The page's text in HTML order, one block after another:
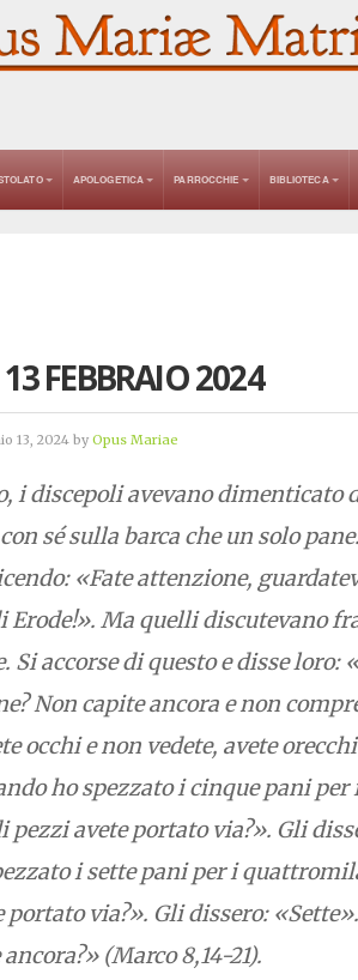
APOLOGETICA PARROCCHIE BIBLIOTECA
FEBBRAIO 2024
13, 2024 by Opus Mariae
i discepoli avevano dimenticato
sé sulla barca che un solo
«Fate attenzione,
Erode!». Ma quelli discutevano
Si accorse di questo e disse loro:
Non capite ancora e non
occhi e non vedete, avete
ho spezzato i cinque pani
pezzi avete portato via?». Gli
i sette pani per i
portato via?». Gli dissero:
(Marco 8,14-21).